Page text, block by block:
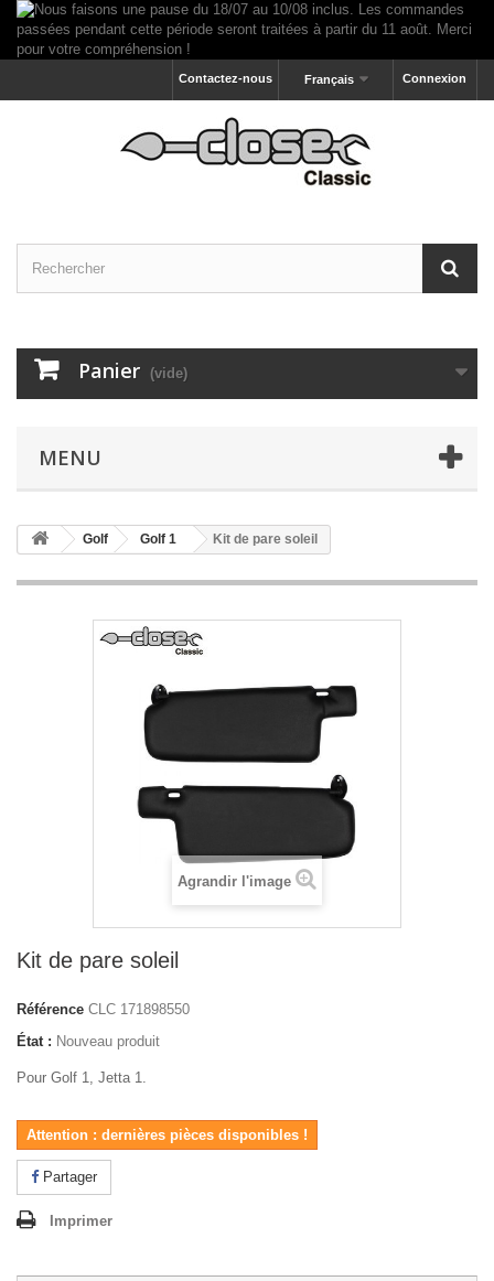
Connexion
Français
Contactez-nous
Panier (vide)
MENU
Golf Golf 1 Kit de pare soleil
Agrandir l'image
Kit de pare soleil
Référence CLC 171898550
État : Nouveau produit
Pour Golf 1, Jetta 1.
Attention : dernières pièces disponibles !
Partager
Imprimer